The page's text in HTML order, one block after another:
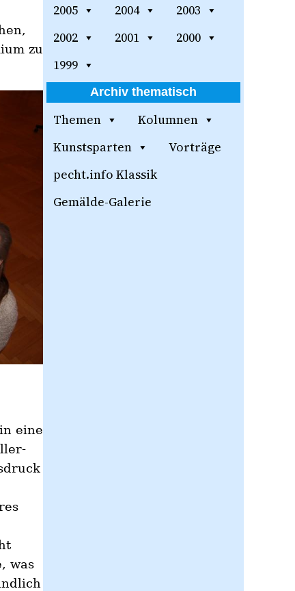
zu
eine
was
2005
2004
2003
2002
2001
2000
1999
Archiv thematisch
Themen
Kolumnen
Kunstsparten
Vorträge
pecht.info Klassik
Gemälde-Galerie